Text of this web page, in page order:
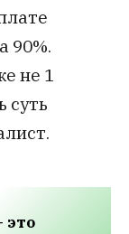
90%.
не 1
суть
это